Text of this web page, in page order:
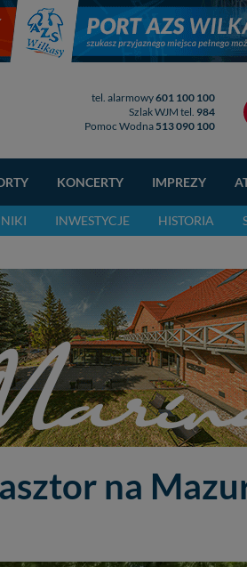
tel. alarmowy601 100 100
Szlak WJM tel. 984
Pomoc Wodna 513 090 100
KONCERTY IMPREZY
INWESTYCJE HISTORIA
na